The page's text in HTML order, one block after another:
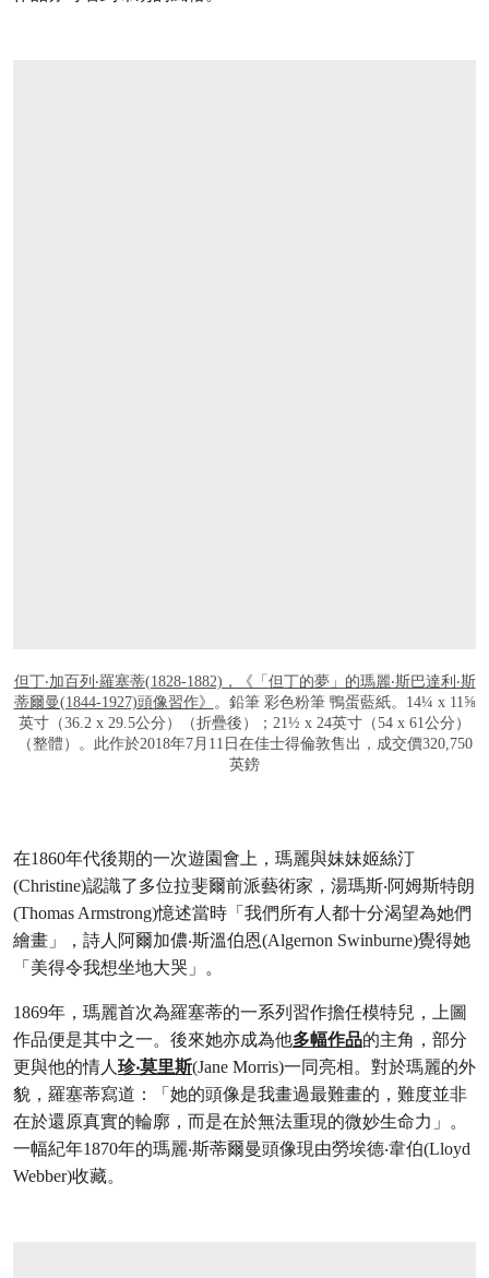
但丁‧加百列‧羅塞蒂(1828-1882)，《「但丁的夢」的瑪麗‧斯巴達利‧斯
蒂爾曼(1844-1927)頭像習作》 。鉛筆 彩色粉筆 鴨蛋藍紙。14¼ x 11⅝
英寸（36.2 x 29.5公分）（折疊後）；21½ x 24英寸（54 x 61公分）
（整體）。此作於2018年7月11日在佳士得倫敦售出，成交價320,750
英鎊
在1860年代後期的一次遊園會上，瑪麗與妹妹姬絲汀
(Christine)認識了多位拉斐爾前派藝術家，湯瑪斯‧阿姆斯特朗
(Thomas Armstrong)憶述當時「我們所有人都十分渴望為她們
繪畫」，詩人阿爾加儂‧斯溫伯恩(Algernon Swinburne)覺得她
「美得令我想坐地大哭」。
1869年，瑪麗首次為羅塞蒂的一系列習作擔任模特兒，上圖
作品便是其中之一。後來她亦成為他多幅作品的主角，部分
更與他的情人珍‧莫里斯(Jane Morris)一同亮相。對於瑪麗的外
貌，羅塞蒂寫道：「她的頭像是我畫過最難畫的，難度並非
在於還原真實的輪廓，而是在於無法重現的微妙生命力」。
一幅紀年1870年的瑪麗‧斯蒂爾曼頭像現由勞埃德‧韋伯(Lloyd
Webber)收藏。